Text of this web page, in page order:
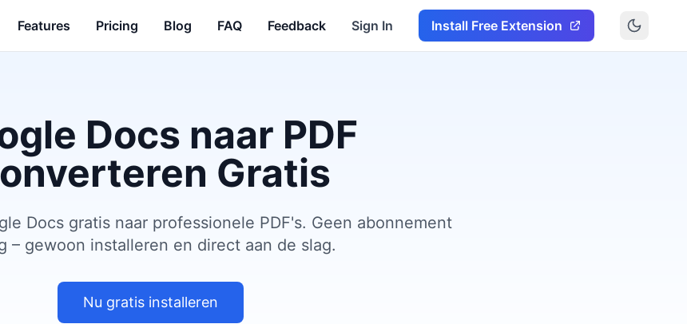
Features Pricing Blog FAQ Feedback Sign In Install Free Extension
Docs naar PDF
Gratis
Docs gratis naar professionele PDF's. Geen abonnement
– gewoon installeren en direct aan de slag.
Nu gratis installeren